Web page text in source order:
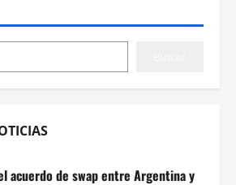
acuerdo de swap entre Argentina y